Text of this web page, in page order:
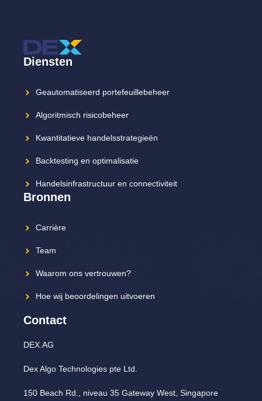
Diensten
Geautomatiseerd portefeuillebeheer
Algoritmisch risicobeheer
Kwantitatieve handelsstrategieën
Backtesting en optimalisatie
Handelsinfrastructuur en connectiviteit
Bronnen
Carrière
Team
Waarom ons vertrouwen?
Hoe wij beoordelingen uitvoeren
Contact
DEX.AG
Dex Algo Technologies pte Ltd.
150 Beach Rd., niveau 35 Gateway West, Singapore